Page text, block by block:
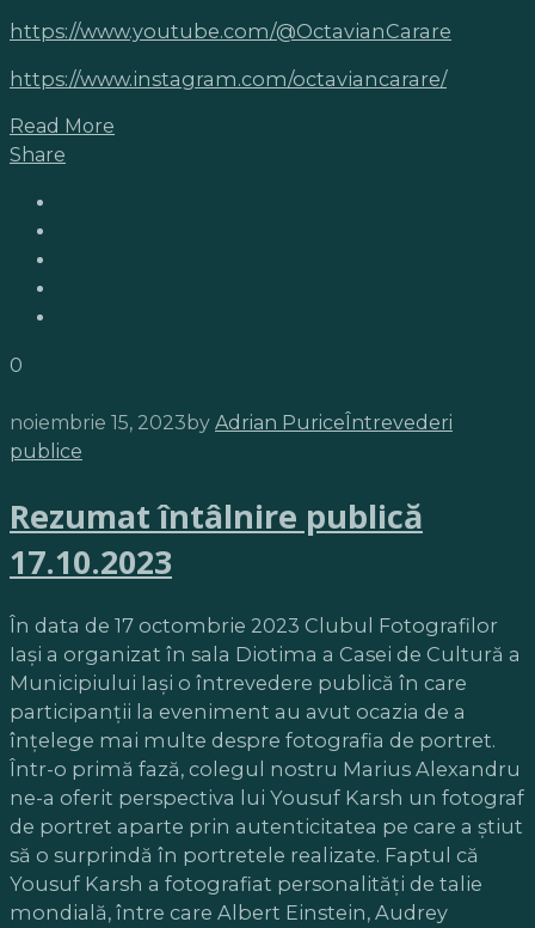
https://www.youtube.com/@OctavianCarare
https://www.instagram.com/octaviancarare/
Read More
Share
0
noiembrie 15, 2023 by Adrian Purice Întrevederi
publice
Rezumat întâlnire publică
17.10.2023
În data de 17 octombrie 2023 Clubul Fotografilor
Iași a organizat în sala Diotima a Casei de Cultură a
Municipiului Iași o întrevedere publică în care
participanții la eveniment au avut ocazia de a
înțelege mai multe despre fotografia de portret.
Într-o primă fază, colegul nostru Marius Alexandru
ne-a oferit perspectiva lui Yousuf Karsh un fotograf
de portret aparte prin autenticitatea pe care a știut
să o surprindă în portretele realizate. Faptul că
Yousuf Karsh a fotografiat personalități de talie
mondială, între care Albert Einstein, Audrey